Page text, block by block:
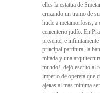
ellos la estatua de
cruzando un tramo de
huele a metamorfosis, a
cementerio judío. En
presente, e
principal partitura, la
mirada y una
mundo!, dejó escrito al
imperio de opereta que
ajenas al más mínima